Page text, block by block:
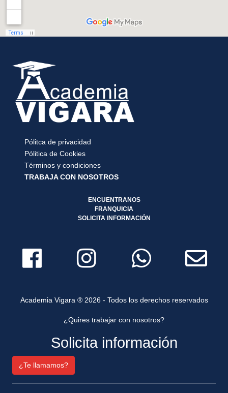
Pólitca de privacidad
Pólitica de Cookies
Términos y condiciones
TRABAJA CON NOSOTROS
ENCUENTRANOS
FRANQUICIA
SOLICITA INFORMACIÓN
Academia Vigara ® 2026 - Todos los derechos reservados
¿Quires trabajar con nosotros?
Solicita información
¿Te llamamos?